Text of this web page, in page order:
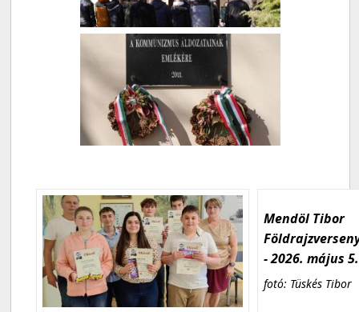
Mendöl Tibor
- 2026. május 5.
fotó: Tüskés Tibor